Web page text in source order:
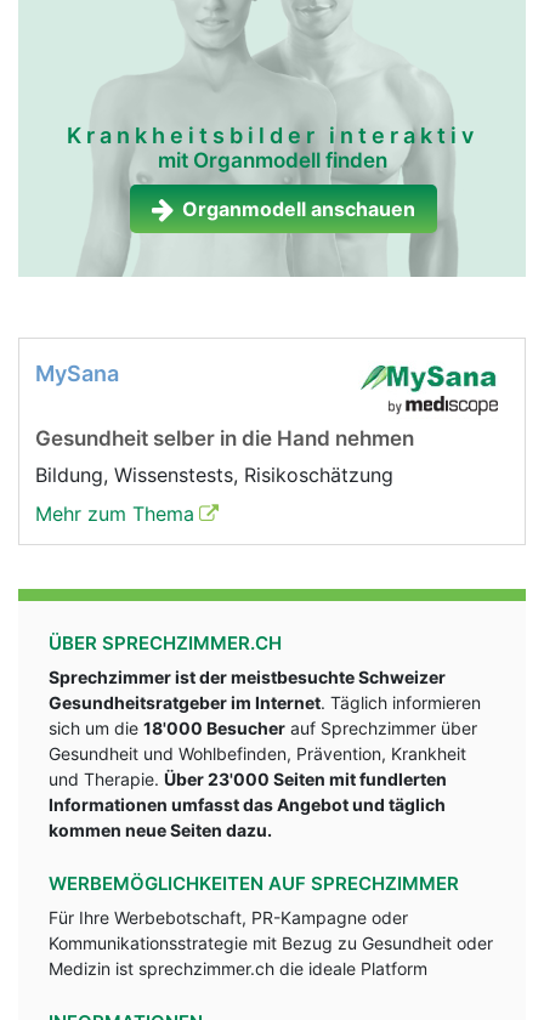
Krankheitsbilder interaktiv
mit Organmodell finden
Organmodell anschauen
MySana
Gesundheit selber in die Hand nehmen
Bildung, Wissenstests, Risikoschätzung
Mehr zum Thema
ÜBER SPRECHZIMMER.CH
Sprechzimmer ist der meistbesuchte Schweizer
Gesundheitsratgeber im Internet. Täglich informieren
sich um die 18'000 Besucher auf Sprechzimmer über
Gesundheit und Wohlbefinden, Prävention, Krankheit
und Therapie. Über 23'000 Seiten mit fundlerten
Informationen umfasst das Angebot und täglich
kommen neue Seiten dazu.
WERBEMÖGLICHKEITEN AUF SPRECHZIMMER
Für Ihre Werbebotschaft, PR-Kampagne oder
Kommunikationsstrategie mit Bezug zu Gesundheit oder
Medizin ist sprechzimmer.ch die ideale Platform